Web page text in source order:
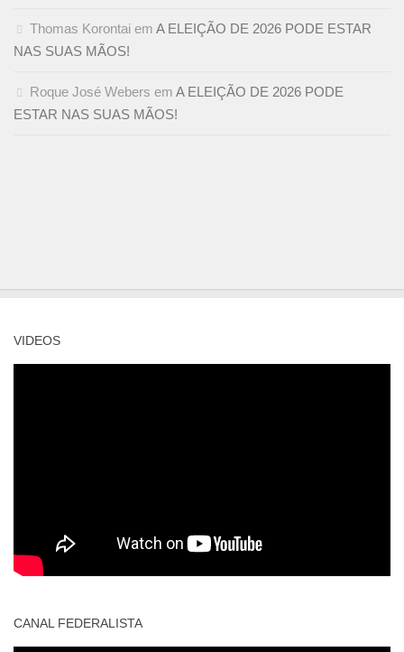
Thomas Korontai em A ELEIÇÃO DE 2026 PODE ESTAR
NAS SUAS MÃOS!
Roque José Webers em A ELEIÇÃO DE 2026 PODE
ESTAR NAS SUAS MÃOS!
VIDEOS
CANAL FEDERALISTA